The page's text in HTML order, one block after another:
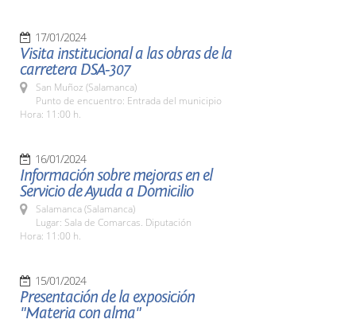
17/01/2024
Visita institucional a las obras de la
carretera DSA-307
San Muñoz (Salamanca)
Punto de encuentro: Entrada del municipio
Hora: 11:00 h.
16/01/2024
Información sobre mejoras en el
Servicio de Ayuda a Domicilio
Salamanca (Salamanca)
Lugar: Sala de Comarcas. Diputación
Hora: 11:00 h.
15/01/2024
Presentación de la exposición
"Materia con alma"